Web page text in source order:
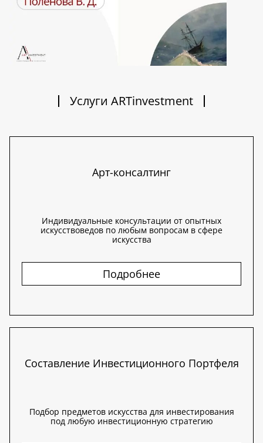
Услуги ARTinvestment
Арт-консалтинг
Индивидуальные консультации от опытных
искусствоведов по любым вопросам в сфере
искусства
Подробнее
Составление Инвестиционного Портфеля
Подбор предметов искусства для инвестирования
под любую инвестиционную стратегию